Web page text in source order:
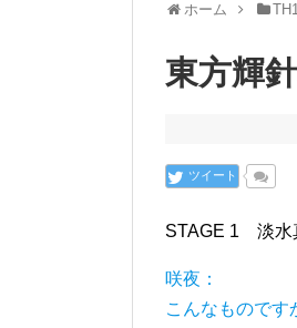
ホーム
東方輝
ツイート
STAGE 1 淡水
咲夜：
こんなものです